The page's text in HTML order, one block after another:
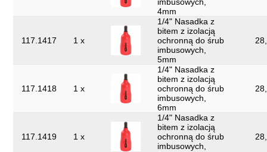
4mm
117.1417 1 x
1/4" Nasadka z
bitem z izolacją
ochronną do śrub
imbusowych,
5mm
117.1418 1 x
1/4" Nasadka z
bitem z izolacją
ochronną do śrub
imbusowych,
6mm
117.1419 1 x
1/4" Nasadka z
bitem z izolacją
ochronną do śrub
imbusowych,